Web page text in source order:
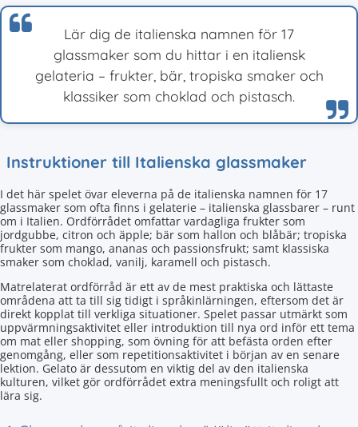
Lär dig de italienska namnen för 17
glassmaker som du hittar i en italiensk
gelateria – frukter, bär, tropiska smaker och
klassiker som choklad och pistasch.
Instruktioner till Italienska glassmaker
I det här spelet övar eleverna på de italienska namnen för 17
glassmaker som ofta finns i gelaterie – italienska glassbarer – runt
om i Italien. Ordförrådet omfattar vardagliga frukter som
jordgubbe, citron och äpple; bär som hallon och blåbär; tropiska
frukter som mango, ananas och passionsfrukt; samt klassiska
smaker som choklad, vanilj, karamell och pistasch.
Matrelaterat ordförråd är ett av de mest praktiska och lättaste
områdena att ta till sig tidigt i språkinlärningen, eftersom det är
direkt kopplat till verkliga situationer. Spelet passar utmärkt som
uppvärmningsaktivitet eller introduktion till nya ord inför ett tema
om mat eller shopping, som övning för att befästa orden efter
genomgång, eller som repetitionsaktivitet i början av en senare
lektion. Gelato är dessutom en viktig del av den italienska
kulturen, vilket gör ordförrådet extra meningsfullt och roligt att
lära sig.